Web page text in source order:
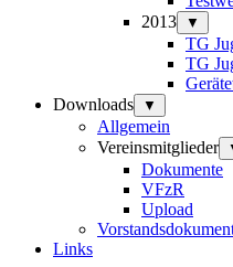
2013
▼
TG
TG
Downloads
▼
Allgemein
Vereinsmitglieder
Dokumente
VFzR
Upload
Links